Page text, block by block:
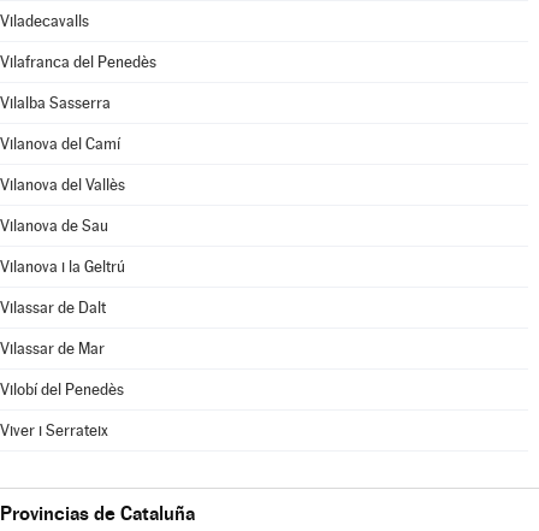
Viladecavalls
Vilafranca del Penedès
Vilalba Sasserra
Vilanova del Camí
Vilanova del Vallès
Vilanova de Sau
Vilanova i la Geltrú
Vilassar de Dalt
Vilassar de Mar
Vilobí del Penedès
Viver i Serrateix
Provincias de Cataluña